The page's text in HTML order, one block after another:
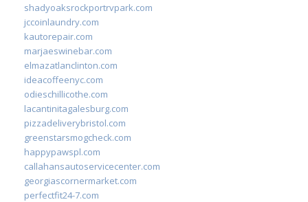
shadyoaksrockportrvpark.com
jccoinlaundry.com
kautorepair.com
marjaeswinebar.com
elmazatlanclinton.com
ideacoffeenyc.com
odieschillicothe.com
lacantinitagalesburg.com
pizzadeliverybristol.com
greenstarsmogcheck.com
happypawspl.com
callahansautoservicecenter.com
georgiascornermarket.com
perfectfit24-7.com